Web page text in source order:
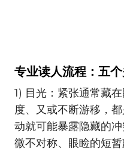
专业读人流程：五
1) 目光：紧张通常藏
度、又或不断游移，
动就可能暴露隐藏的
微不对称、眼睑的短